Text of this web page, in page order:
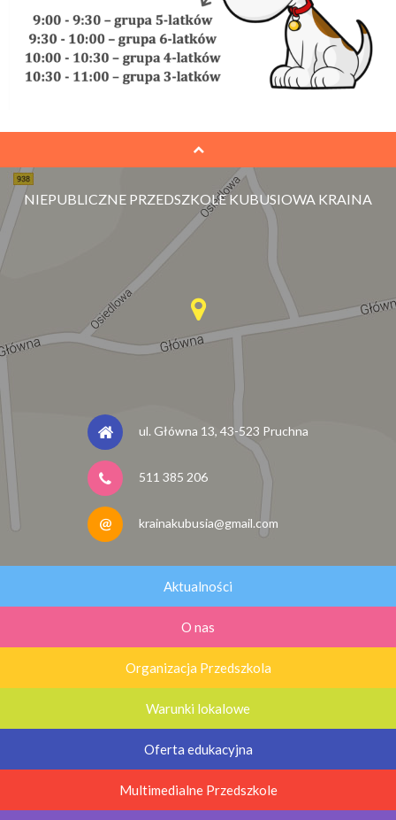
NIEPUBLICZNE PRZEDSZKOLE KUBUSIOWA KRAINA
ul. Główna 13, 43-523 Pruchna
511 385 206
krainakubusia@gmail.com
Aktualności
O nas
Organizacja Przedszkola
Warunki lokalowe
Oferta edukacyjna
Multimedialne Przedszkole